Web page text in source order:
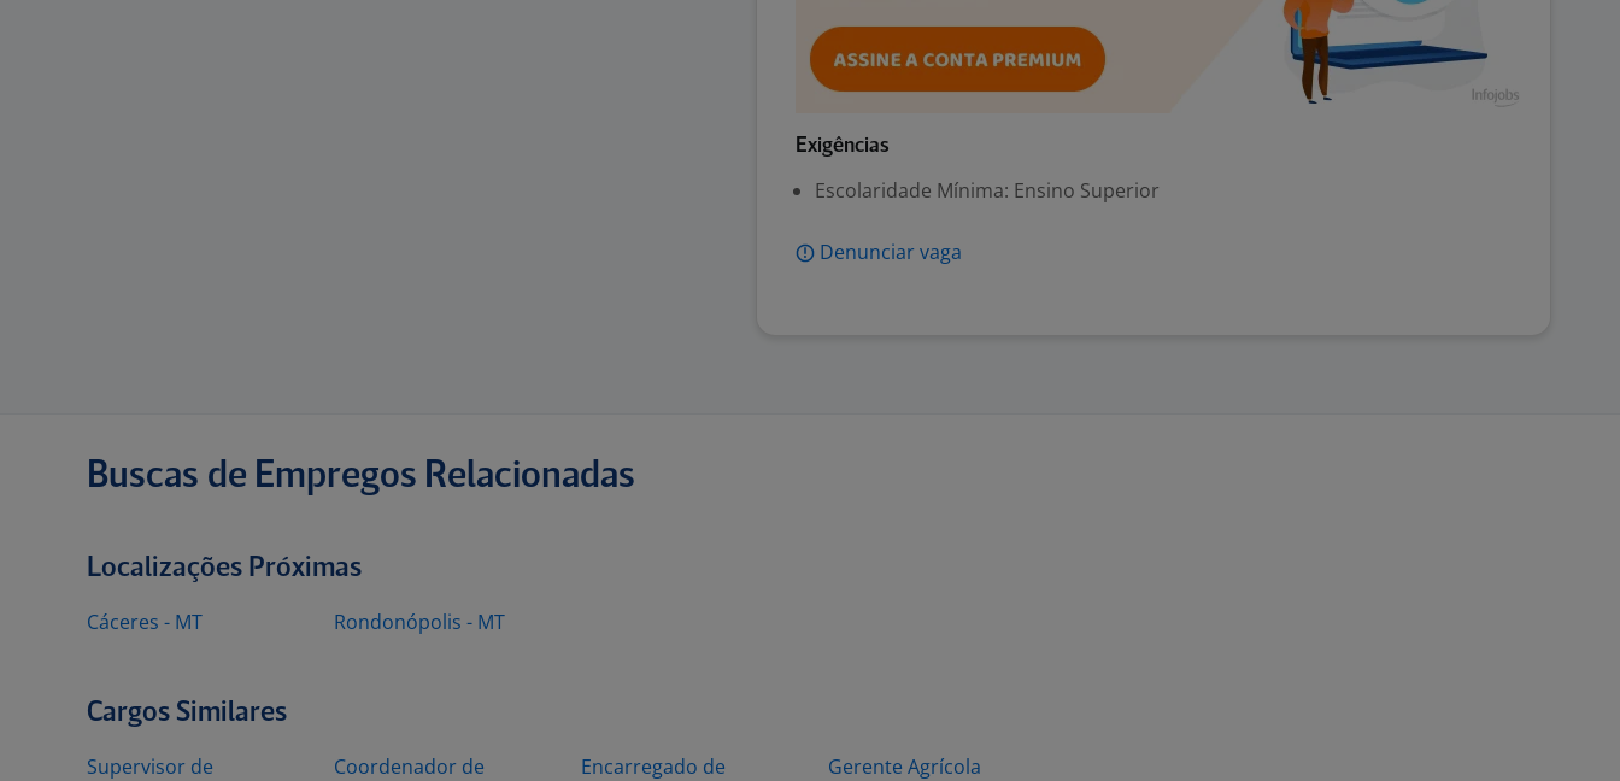
Exigências
Escolaridade Mínima: Ensino Superior
Denunciar vaga
Buscas de Empregos Relacionadas
Localizações Próximas
Cáceres - MT Rondonópolis - MT
Cargos Similares
Supervisor de
Coordenador de
Encarregado de
Gerente Agrícola